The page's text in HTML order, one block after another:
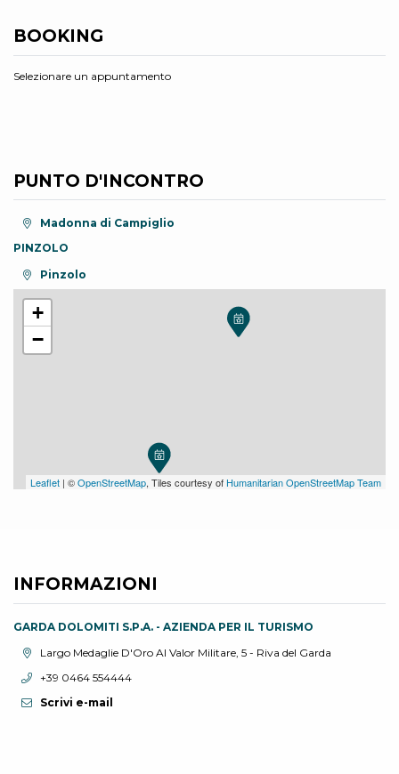
BOOKING
Selezionare un appuntamento
PUNTO D'INCONTRO
+
−
Leaflet | ©OpenStreetMap, Tiles courtesy of Humanitarian OpenStreetMap Team
Località:Madonna di Campiglio
PINZOLO
Località:Pinzolo
INFORMAZIONI
GARDA DOLOMITI S.P.A. - AZIENDA PER IL TURISMO
Località:Largo Medaglie D'Oro Al Valor Militare, 5 - Riva del Garda
Telefono:
+39 0464 554444
Scrivi e-mail